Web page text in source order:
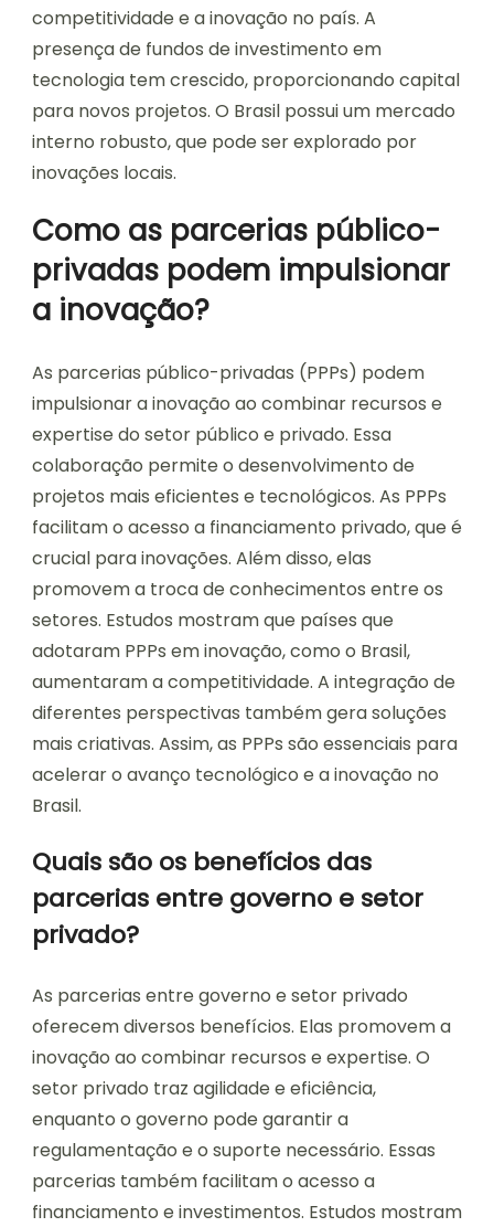
competitividade e a inovação no país. A
presença de fundos de investimento em
tecnologia tem crescido, proporcionando capital
para novos projetos. O Brasil possui um mercado
interno robusto, que pode ser explorado por
inovações locais.
Como as parcerias público-
privadas podem impulsionar
a inovação?
As parcerias público-privadas (PPPs) podem
impulsionar a inovação ao combinar recursos e
expertise do setor público e privado. Essa
colaboração permite o desenvolvimento de
projetos mais eficientes e tecnológicos. As PPPs
facilitam o acesso a financiamento privado, que é
crucial para inovações. Além disso, elas
promovem a troca de conhecimentos entre os
setores. Estudos mostram que países que
adotaram PPPs em inovação, como o Brasil,
aumentaram a competitividade. A integração de
diferentes perspectivas também gera soluções
mais criativas. Assim, as PPPs são essenciais para
acelerar o avanço tecnológico e a inovação no
Brasil.
Quais são os benefícios das
parcerias entre governo e setor
privado?
As parcerias entre governo e setor privado
oferecem diversos benefícios. Elas promovem a
inovação ao combinar recursos e expertise. O
setor privado traz agilidade e eficiência,
enquanto o governo pode garantir a
regulamentação e o suporte necessário. Essas
parcerias também facilitam o acesso a
financiamento e investimentos. Estudos mostram